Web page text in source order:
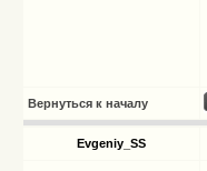
Вернуться к началу
Evgeniy_SS